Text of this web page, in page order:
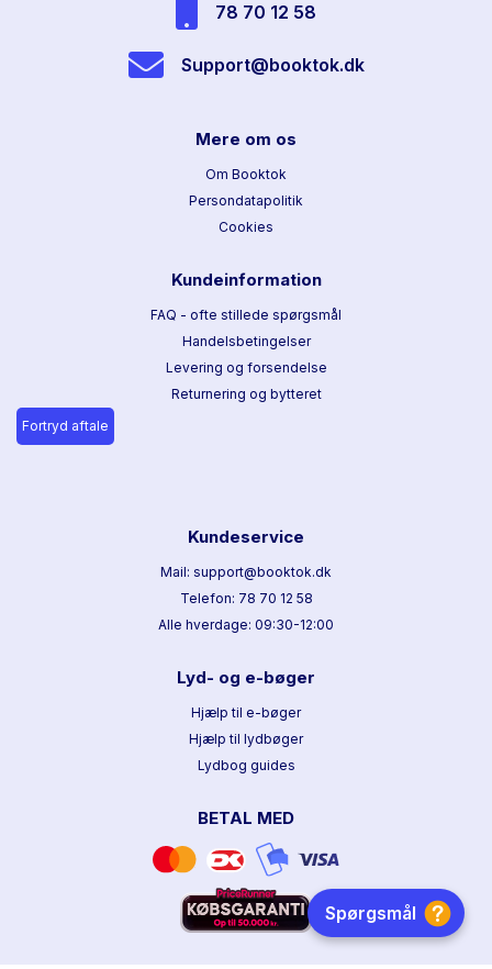
78 70 12 58
Support@booktok.dk
Mere om os
Om Booktok
Persondatapolitik
Cookies
Kundeinformation
FAQ - ofte stillede spørgsmål
Handelsbetingelser
Levering og forsendelse
Returnering og bytteret
Fortryd aftale
Kundeservice
Mail: support@booktok.dk
Telefon: 78 70 12 58
Alle hverdage: 09:30-12:00
Lyd- og e-bøger
Hjælp til e-bøger
Hjælp til lydbøger
Lydbog guides
BETAL MED